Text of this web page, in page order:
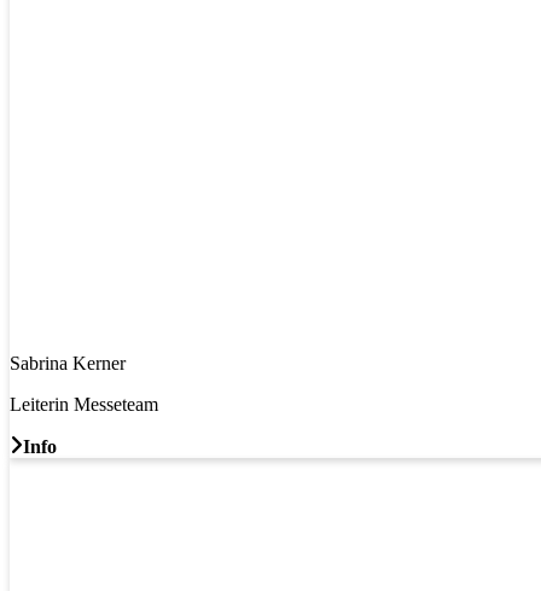
Sabrina Kerner
Leiterin Messeteam
Info